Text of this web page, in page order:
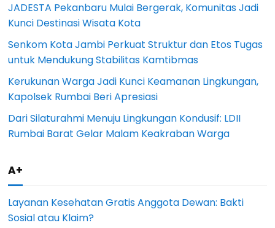
JADESTA Pekanbaru Mulai Bergerak, Komunitas Jadi
Kunci Destinasi Wisata Kota
Senkom Kota Jambi Perkuat Struktur dan Etos Tugas
untuk Mendukung Stabilitas Kamtibmas
Kerukunan Warga Jadi Kunci Keamanan Lingkungan,
Kapolsek Rumbai Beri Apresiasi
Dari Silaturahmi Menuju Lingkungan Kondusif: LDII
Rumbai Barat Gelar Malam Keakraban Warga
A+
Layanan Kesehatan Gratis Anggota Dewan: Bakti
Sosial atau Klaim?